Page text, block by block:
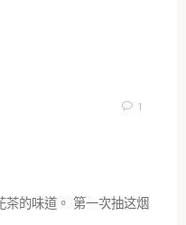
1
茶的味道。 第一次抽这烟